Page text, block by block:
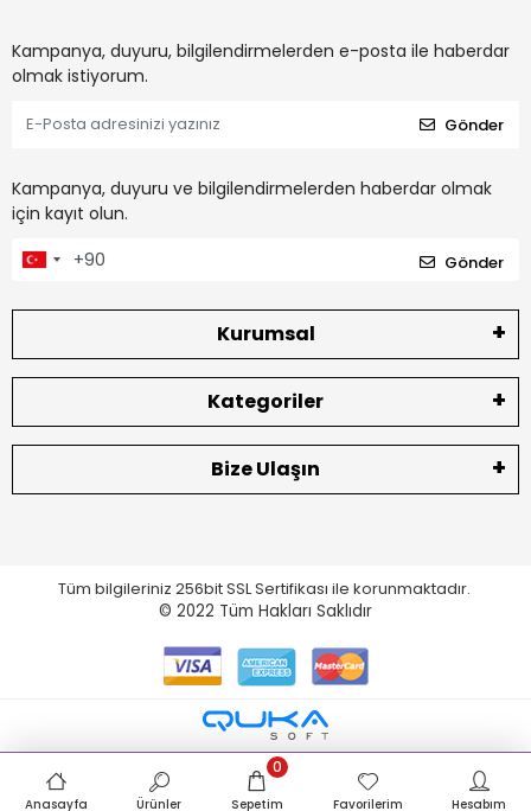
Kampanya, duyuru, bilgilendirmelerden e-posta ile haberdar
olmak istiyorum.
Gönder
Kampanya, duyuru ve bilgilendirmelerden haberdar olmak
için kayıt olun.
Gönder
Kurumsal
Kategoriler
Bize Ulaşın
Tüm bilgileriniz 256bit SSL Sertifikası ile korunmaktadır.
© 2022 Tüm Hakları Saklıdır
Anasayfa Ürünler Sepetim
0
Favorilerim Hesabım